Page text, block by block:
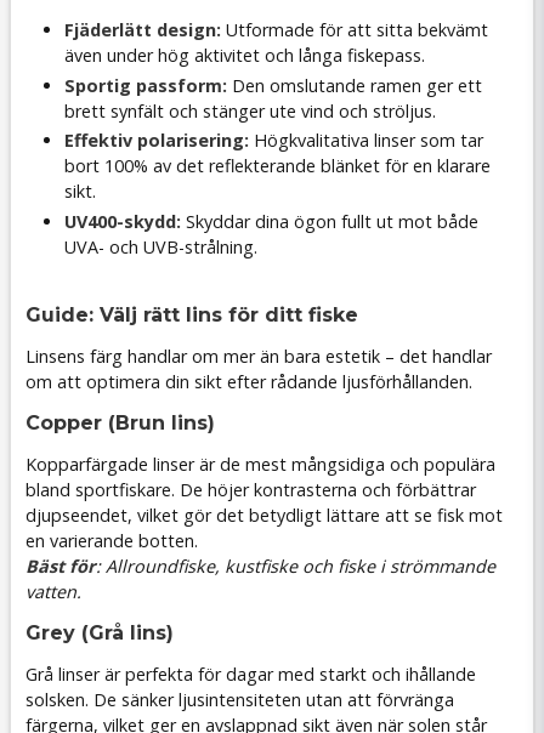
Fjäderlätt design: Utformade för att sitta bekvämt
även under hög aktivitet och långa fiskepass.
Sportig passform: Den omslutande ramen ger ett
brett synfält och stänger ute vind och ströljus.
Effektiv polarisering: Högkvalitativa linser som tar
bort 100% av det reflekterande blänket för en klarare
sikt.
UV400-skydd: Skyddar dina ögon fullt ut mot både
UVA- och UVB-strålning.
Guide: Välj rätt lins för ditt fiske
Linsens färg handlar om mer än bara estetik – det handlar
om att optimera din sikt efter rådande ljusförhållanden.
Copper (Brun lins)
Kopparfärgade linser är de mest mångsidiga och populära
bland sportfiskare. De höjer kontrasterna och förbättrar
djupseendet, vilket gör det betydligt lättare att se fisk mot
en varierande botten.
Bäst för: Allroundfiske, kustfiske och fiske i strömmande
vatten.
Grey (Grå lins)
Grå linser är perfekta för dagar med starkt och ihållande
solsken. De sänker ljusintensiteten utan att förvränga
färgerna, vilket ger en avslappnad sikt även när solen står